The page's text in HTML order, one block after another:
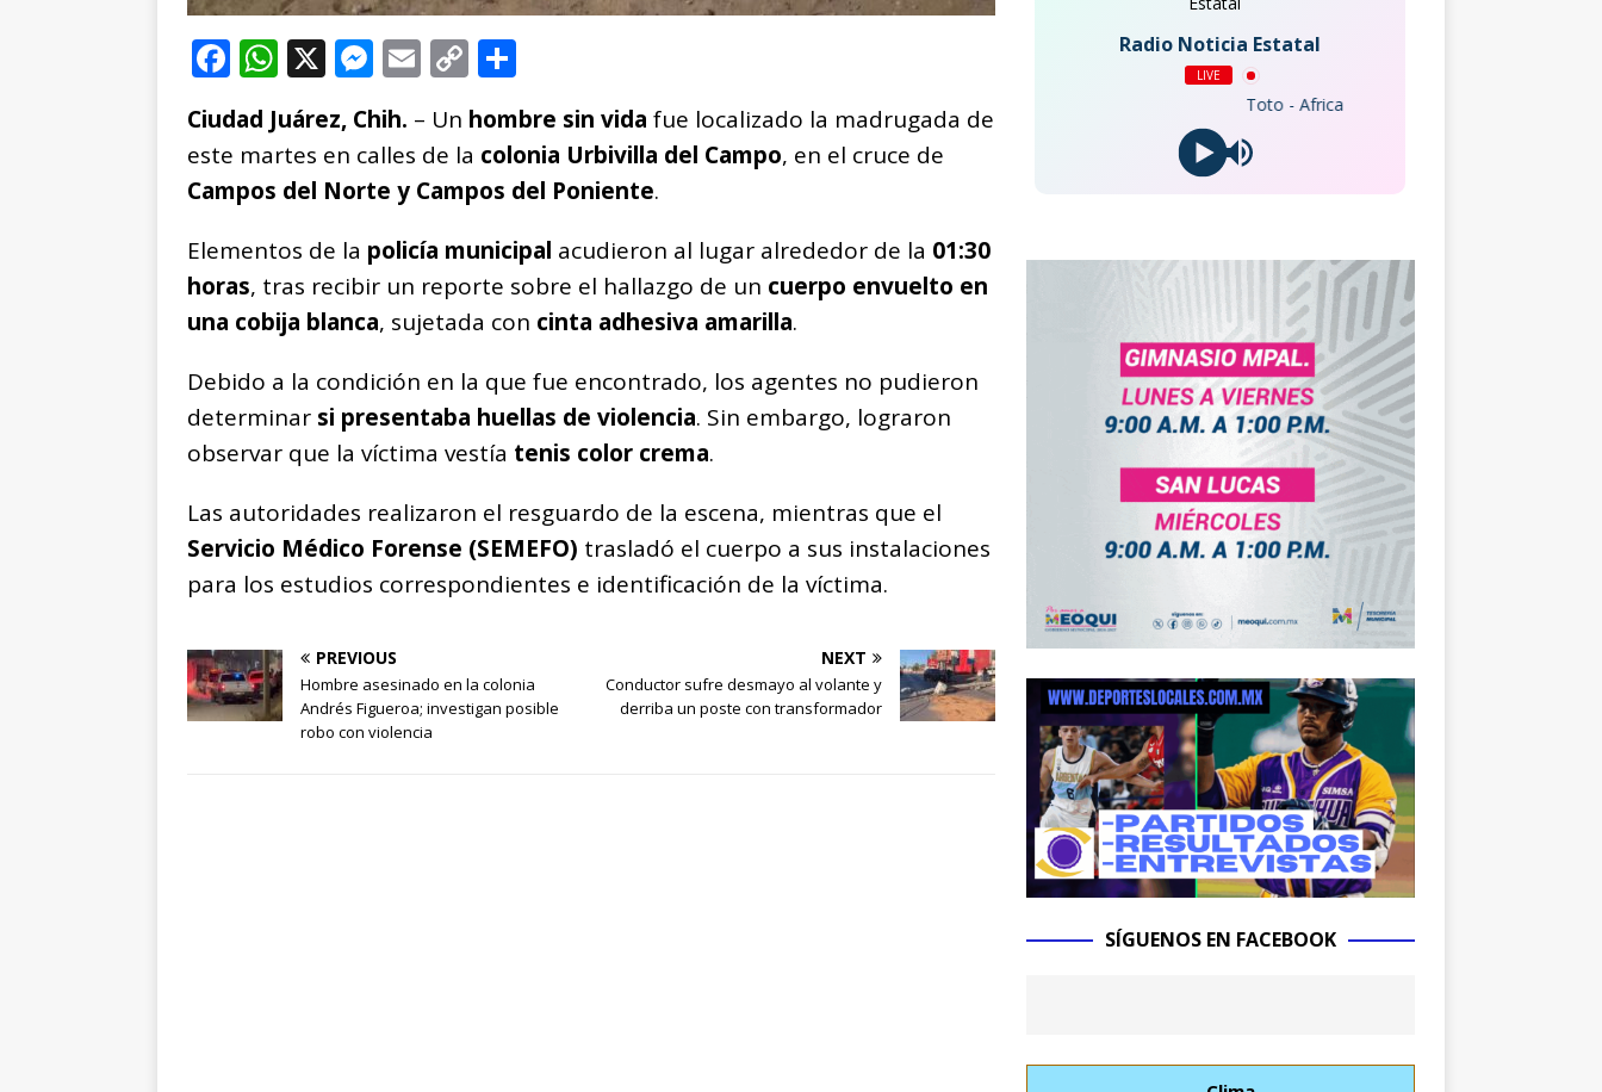
F
a
c
e
b
o
o
k
W
h
at
s
A
p
p
X M
e
ss
e
n
g
e
r
E
ai
l
C
o
p
y
Li
n
k
o
m
p
ar
ti
r
Ciudad Juárez, Chih. – Un hombre sin vida fue localizado la madrugada de
este martes en calles de la colonia Urbivilla del Campo, en el cruce de
Campos del Norte y Campos del Poniente.
Elementos de la policía municipal acudieron al lugar alrededor de la 01:30
horas, tras recibir un reporte sobre el hallazgo de un cuerpo envuelto en
una cobija blanca, sujetada con cinta adhesiva amarilla.
Debido a la condición en la que fue encontrado, los agentes no pudieron
determinar si presentaba huellas de violencia. Sin embargo, lograron
observar que la víctima vestía tenis color crema.
Las autoridades realizaron el resguardo de la escena, mientras que el
Servicio Médico Forense (SEMEFO) trasladó el cuerpo a sus instalaciones
para los estudios correspondientes e identificación de la víctima.
PREVIOUS
Hombre asesinado en la colonia
Andrés Figueroa; investigan posible
robo con violencia
NEXT
Conductor sufre desmayo al volante y
derriba un poste con transformador
Radio Noticia Estatal
LIVE
Toto - Africa
SÍGUENOS EN FACEBOOK